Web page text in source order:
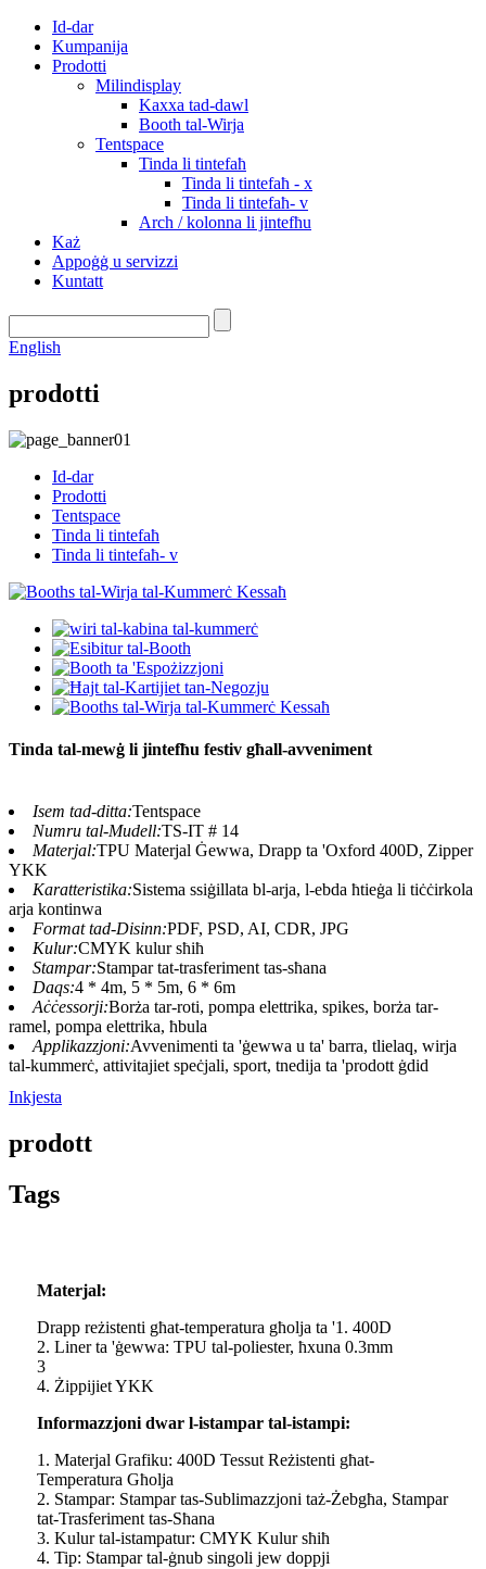
Id-dar
Kumpanija
Prodotti
Milindisplay
Kaxxa tad-dawl
Booth tal-Wirja
Tentspace
Tinda li tintefaħ
Tinda li tintefaħ - x
Tinda li tintefaħ- v
Arch / kolonna li jintefħu
Każ
Appoġġ u servizzi
Kuntatt
English
prodotti
Id-dar
Prodotti
Tentspace
Tinda li tintefaħ
Tinda li tintefaħ- v
Tinda tal-mewġ li jintefħu festiv għall-avveniment
Isem tad-ditta:Tentspace
Numru tal-Mudell:TS-IT # 14
Materjal:TPU Materjal Ġewwa, Drapp ta 'Oxford 400D, Zipper
YKK
Karatteristika:Sistema ssiġillata bl-arja, l-ebda ħtieġa li tiċċirkola
arja kontinwa
Format tad-Disinn:PDF, PSD, AI, CDR, JPG
Kulur:CMYK kulur sħiħ
Stampar:Stampar tat-trasferiment tas-sħana
Daqs:4 * 4m, 5 * 5m, 6 * 6m
Aċċessorji:Borża tar-roti, pompa elettrika, spikes, borża tar-
ramel, pompa elettrika, ħbula
Applikazzjoni:Avvenimenti ta 'ġewwa u ta' barra, tlielaq, wirja
tal-kummerċ, attivitajiet speċjali, sport, tnedija ta 'prodott ġdid
Inkjesta
prodott
Tags
Materjal:
Drapp reżistenti għat-temperatura għolja ta '1. 400D
2. Liner ta 'ġewwa: TPU tal-poliester, ħxuna 0.3mm
3
4. Żippijiet YKK
Informazzjoni dwar l-istampar tal-istampi:
1. Materjal Grafiku: 400D Tessut Reżistenti għat-
Temperatura Għolja
2. Stampar: Stampar tas-Sublimazzjoni taż-Żebgħa, Stampar
tat-Trasferiment tas-Sħana
3. Kulur tal-istampatur: CMYK Kulur sħiħ
4. Tip: Stampar tal-ġnub singoli jew doppji